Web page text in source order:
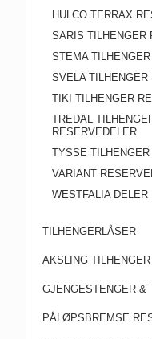
HULCO TERRAX
SARIS TILHENGER
STEMA
SVELA
TIKI TILHENGER
TREDAL
RESERVEDELER
TYSSE
VARIANT
WESTFALIA DELER
TILHENGERLÅSER
AKSLING TILHENGER
GJENGESTENGER &
PÅLØPSBREMSE